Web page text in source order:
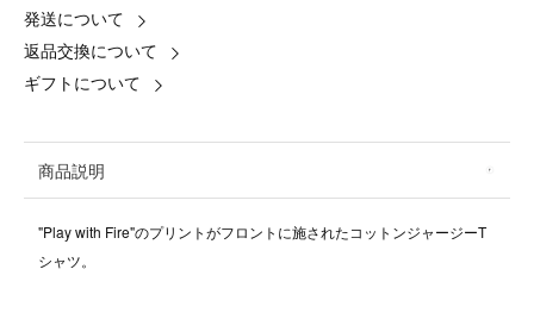
発送について
返品交換について
ギフトについて
商品説明
"Play with Fire"のプリントがフロントに施されたコットンジャージーT
シャツ。